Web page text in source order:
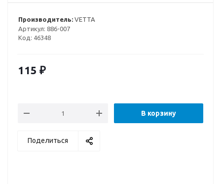
Производитель: VETTA
Артикул: 886-007
Код: 46348
115 ₽
В корзину
Поделиться